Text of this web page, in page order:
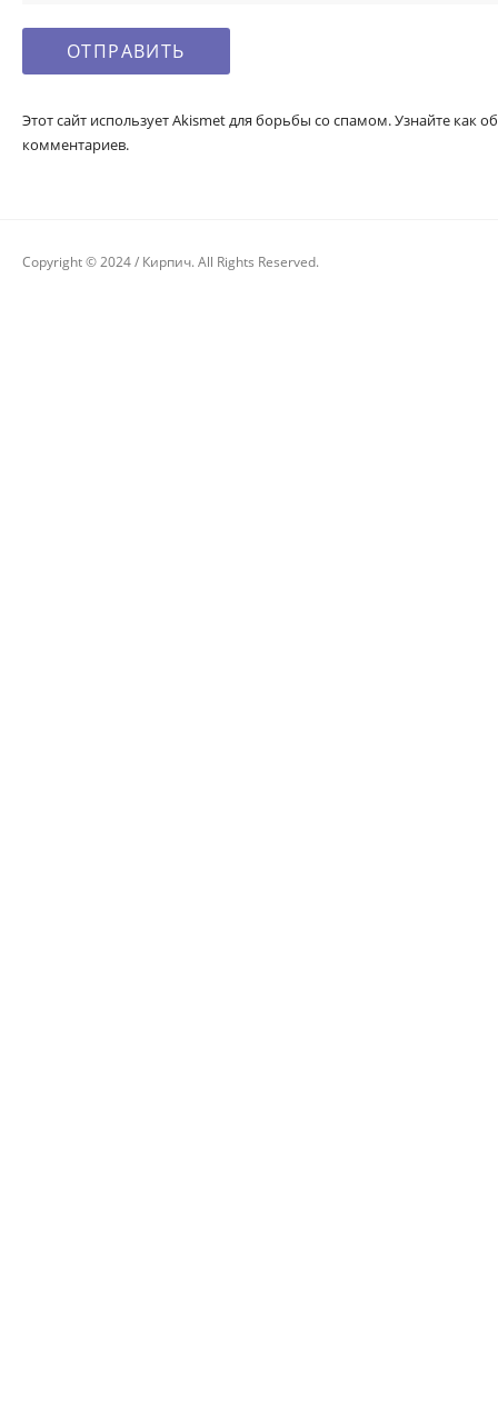
Этот сайт использует Akismet для борьбы со спамом. Узнайте как
комментариев.
Copyright © 2024 / Кирпич. All Rights Reserved.